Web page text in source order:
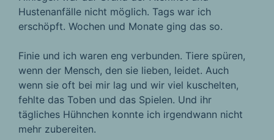
Hustenanfälle nicht möglich. Tags war ich
erschöpft. Wochen und Monate ging das so.
Finie und ich waren eng verbunden. Tiere spüren,
wenn der Mensch, den sie lieben, leidet. Auch
wenn sie oft bei mir lag und wir viel kuschelten,
fehlte das Toben und das Spielen. Und ihr
tägliches Hühnchen konnte ich irgendwann nicht
mehr zubereiten.